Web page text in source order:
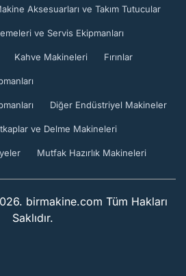
Aksesuarları ve Takım Tutucular
ve Servis Ekipmanları
Kahve Makineleri Fırınlar
Diğer Endüstriyel Makineler
ve Delme Makineleri
Mutfak Hazırlık Makineleri
birmakine.com Tüm Hakları
Saklıdır.